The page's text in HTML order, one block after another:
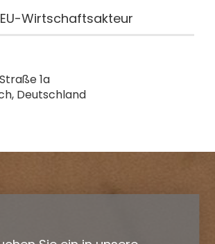
Wirtschaftsakteur
1a
Deutschland